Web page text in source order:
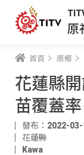
原
首頁 原鄉
花蓮縣
苗覆蓋率
發布：2022-
花蓮縣
Kawa